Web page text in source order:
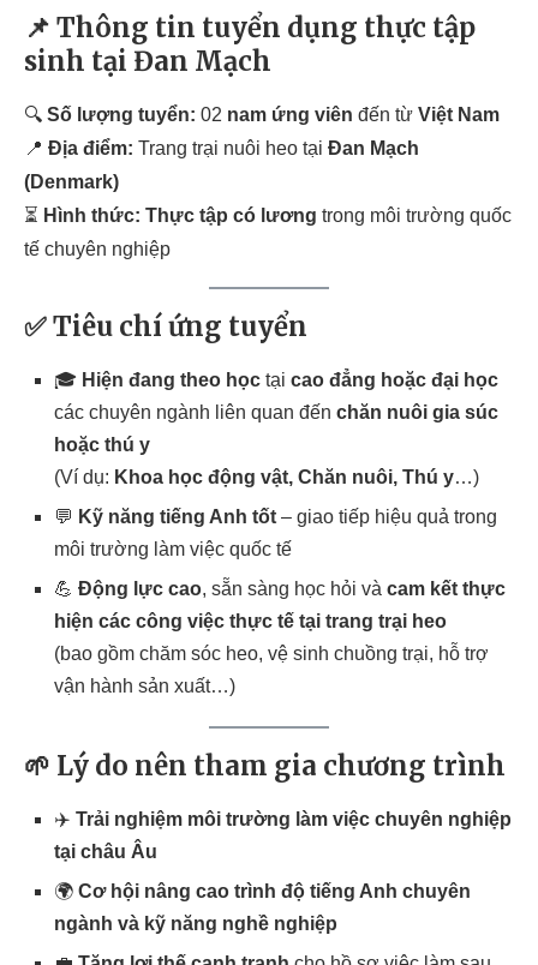
📌 Thông tin tuyển dụng thực tập
sinh tại Đan Mạch
🔍 Số lượng tuyển: 02 nam ứng viên đến từ Việt Nam
📍 Địa điểm: Trang trại nuôi heo tại Đan Mạch
(Denmark)
⏳ Hình thức: Thực tập có lương trong môi trường quốc
tế chuyên nghiệp
✅Tiêu chí ứng tuyển
🎓 Hiện đang theo học tại cao đẳng hoặc đại học
các chuyên ngành liên quan đến chăn nuôi gia súc
hoặc thú y
(Ví dụ: Khoa học động vật, Chăn nuôi, Thú y…)
💬 Kỹ năng tiếng Anh tốt – giao tiếp hiệu quả trong
môi trường làm việc quốc tế
💪 Động lực cao, sẵn sàng học hỏi và cam kết thực
hiện các công việc thực tế tại trang trại heo
(bao gồm chăm sóc heo, vệ sinh chuồng trại, hỗ trợ
vận hành sản xuất…)
🌱 Lý do nên tham gia chương trình
✈️ Trải nghiệm môi trường làm việc chuyên nghiệp
tại châu Âu
🌍 Cơ hội nâng cao trình độ tiếng Anh chuyên
ngành và kỹ năng nghề nghiệp